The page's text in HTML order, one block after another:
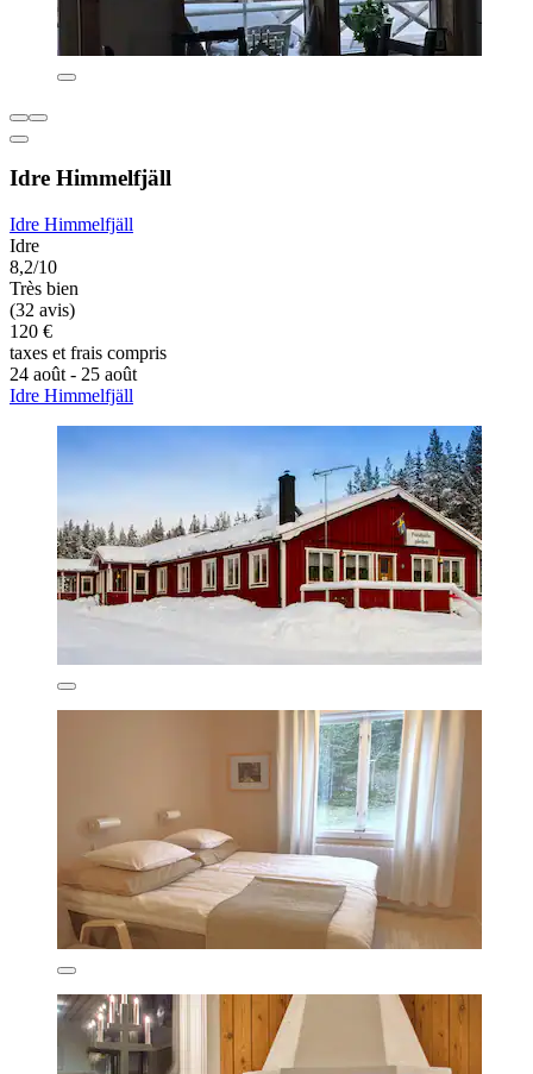
Idre Himmelfjäll
Idre Himmelfjäll
Idre
8,2/10
Très bien
(32 avis)
120 €
taxes et frais compris
24 août - 25 août
Idre Himmelfjäll